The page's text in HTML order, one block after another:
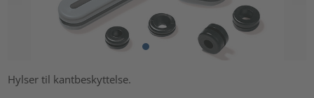
Hylser til kantbeskyttelse.